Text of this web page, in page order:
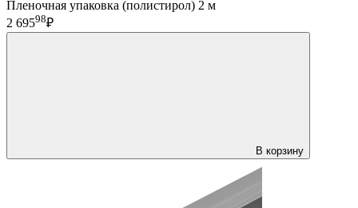
Пленочная упаковка (полистирол) 2 м
2 69598₽
В корзину